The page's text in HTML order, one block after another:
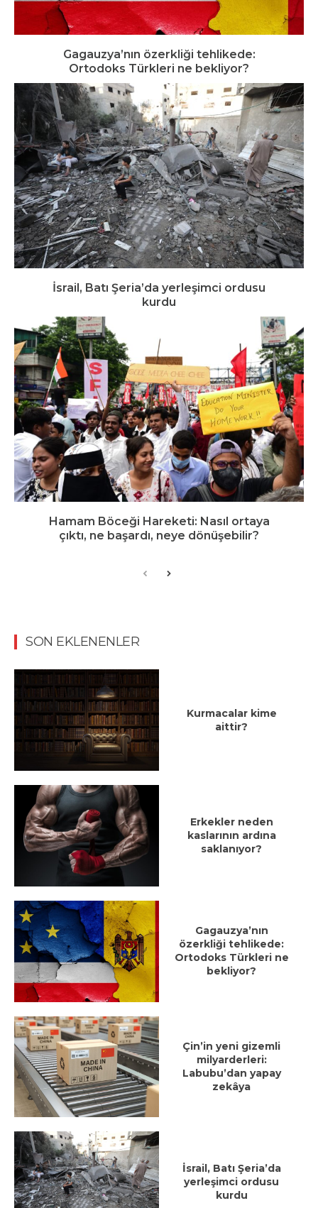
Gagauzya’nın özerkliği tehlikede:
Ortodoks Türkleri ne bekliyor?
İsrail, Batı Şeria’da yerleşimci ordusu
kurdu
Hamam Böceği Hareketi: Nasıl ortaya
çıktı, ne başardı, neye dönüşebilir?
SON EKLENENLER
Kurmacalar kime
aittir?
Erkekler neden
kaslarının ardına
saklanıyor?
Gagauzya’nın
özerkliği tehlikede:
Ortodoks Türkleri ne
bekliyor?
Çin’in yeni gizemli
milyarderleri:
Labubu’dan yapay
zekâya
İsrail, Batı Şeria’da
yerleşimci ordusu
kurdu